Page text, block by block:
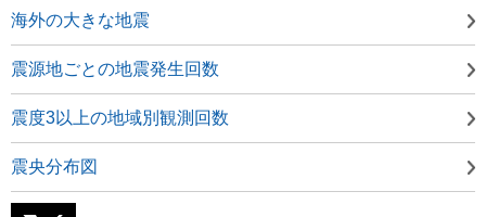
海外の大きな地震
震源地ごとの地震発生回数
震度3以上の地域別観測回数
震央分布図